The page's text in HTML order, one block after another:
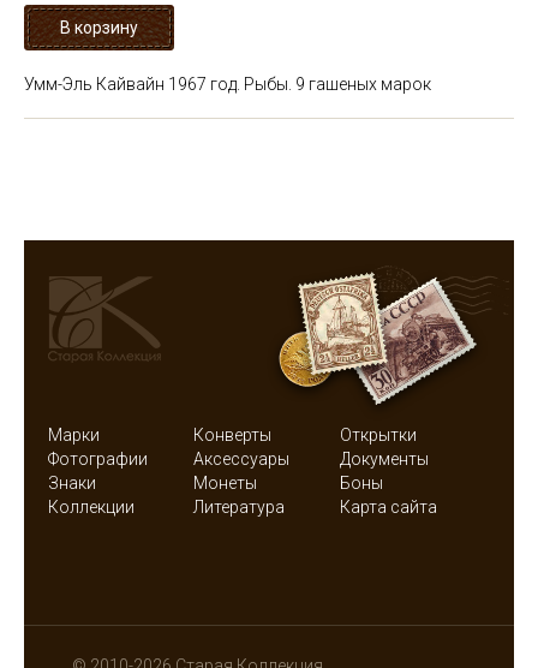
Умм-Эль Кайвайн 1967 год. Рыбы. 9 гашеных марок
Марки Конверты
Открытки
Фотографии
Аксессуары
Документы
Знаки
Монеты
Боны
Коллекции
Литература Карта сайта